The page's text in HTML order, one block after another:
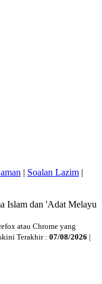
| Soalan Lazim |
Islam dan 'Adat Melayu
atau Chrome yang
Terakhir : 07/08/2026 |